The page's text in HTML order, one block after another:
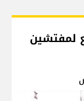
لمفتشين